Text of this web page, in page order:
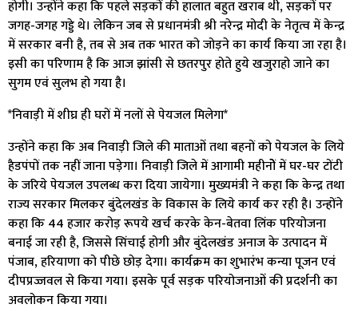
होगी। उन्होंने कहा कि पहले सड़कों की हालात बहुत खराब थी, सड़कों पर
जगह-जगह गड्डे थे। लेकिन जब से प्रधानमंत्री श्री नरेन्द्र मोदी के नेतृत्व में केन्द्र
में सरकार बनी है, तब से अब तक भारत को जोड़ने का कार्य किया जा रहा है।
इसी का परिणाम है कि आज झांसी से छतरपुर होते हुये खजुराहो जाने का
सुगम एवं सुलभ हो गया है।
*निवाड़ी में शीघ्र ही घरों में नलों से पेयजल मिलेगा*
उन्होंने कहा कि अब निवाड़ी जिले की माताओं तथा बहनों को पेयजल के लिये
हैडपंपों तक नहीं जाना पड़ेगा। निवाड़ी जिले में आगामी महीनोेें में घर-घर टोंटी
के जरिये पेयजल उपलब्ध करा दिया जायेगा। मुख्यमंत्री ने कहा कि केन्द्र तथा
राज्य सरकार मिलकर बुंदेलखंड के विकास के लिये कार्य कर रही है। उन्होंने
कहा कि 44 हजार करोड़ रूपये खर्च करके केन-बेतवा लिंक परियोजना
बनाई जा रही है, जिससे सिंचाई होगी और बुंदेलखंड अनाज के उत्पादन में
पंजाब, हरियाणा को पीछे छोड़ देगा। कार्यक्रम का शुभारंभ कन्या पूजन एवं
दीपप्रज्जवल से किया गया। इसके पूर्व सड़क परियोजनाओं की प्रदर्शनी का
अवलोकन किया गया।